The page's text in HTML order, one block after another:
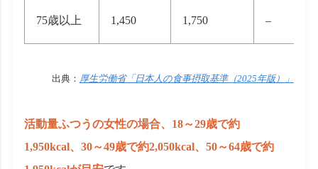
75歳以上 1,450 1,750 –
出典： 厚生労働省「日本人の食事摂取基準（2025年版）」
活動量ふつうの女性の場合、18～29歳で約
1,950kcal、30～49歳で約2,050kcal、50～64歳で約